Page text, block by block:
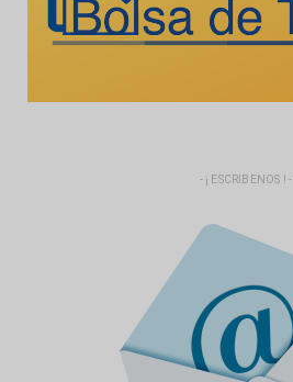
- ¡ ESCRIBENOS ! -